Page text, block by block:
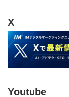
X
Youtube